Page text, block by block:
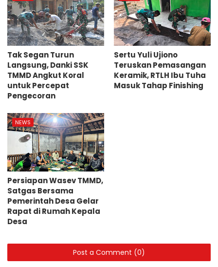
Tak Segan Turun
Langsung, Danki SSK
TMMD Angkut Koral
untuk Percepat
Pengecoran
Sertu Yuli Ujiono
Teruskan Pemasangan
Keramik, RTLH Ibu Tuha
Masuk Tahap Finishing
NEWS
Persiapan Wasev TMMD,
Satgas Bersama
Pemerintah Desa Gelar
Rapat di Rumah Kepala
Desa
Post a Comment (0)